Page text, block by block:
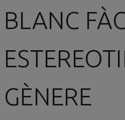
BLANC
GÈNERE